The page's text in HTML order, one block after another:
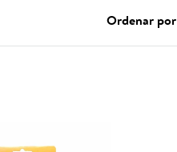
Ordenar por